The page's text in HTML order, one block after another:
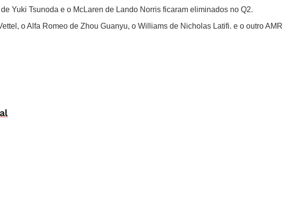
Yuki Tsunoda e o McLaren de Lando Norris ficaram eliminados no Q2.
o Alfa Romeo de Zhou Guanyu, o Williams de Nicholas Latifi. e o outro AMR